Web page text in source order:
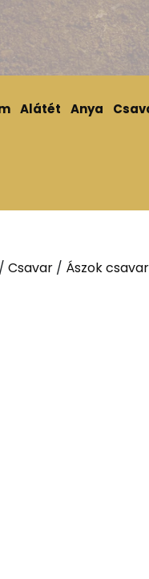
Alátét Anya
/ Csavar / Ászok csavar